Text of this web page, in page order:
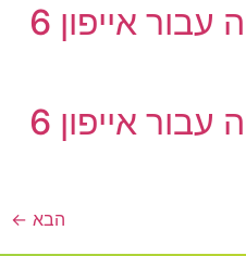
ניקוי ותיקון קורוזיה עבור אייפון 6
ניקוי ותיקון קורוזיה עבור אייפון 6
הבא ←